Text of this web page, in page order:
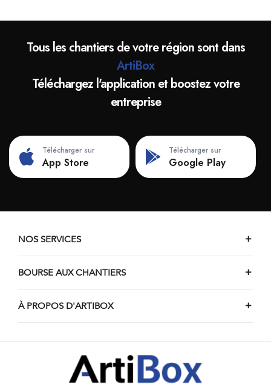
Tous les chantiers de votre région sont dans
ArtiBox
Téléchargez l'application et boostez votre
entreprise
Télécharger sur
App Store
Télécharger sur
Google Play
NOS SERVICES
BOURSE AUX CHANTIERS
À PROPOS D'ARTIBOX